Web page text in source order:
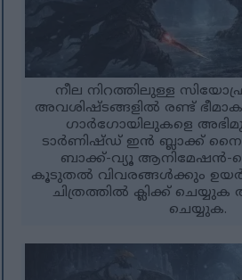
നീല നിറത്തിലുള്ള
അവശിഷ്ടങ്ങളിൽ രണ്ട്
ഗാർഗോയിലുകളെ
ടാർണിഷ്ഡ് ഇൻ ബ്ലാക്ക്
ബാക്ക്-വ്യൂ ആനിമേഷൻ-
കൂടുതൽ വിവരങ്ങൾക്കും
ചിത്രത്തിൽ ക്ലിക്ക് ചെയ്യുക
ചെയ്യുക.